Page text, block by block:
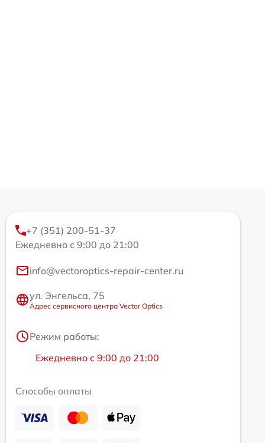
+7 (351) 200-51-37
Ежедневно с 9:00 до 21:00
info@vectoroptics-repair-center.ru
ул. Энгельса, 75
Адрес сервисного центра Vector Optics
Режим работы:
Ежедневно с 9:00 до 21:00
Способы оплаты